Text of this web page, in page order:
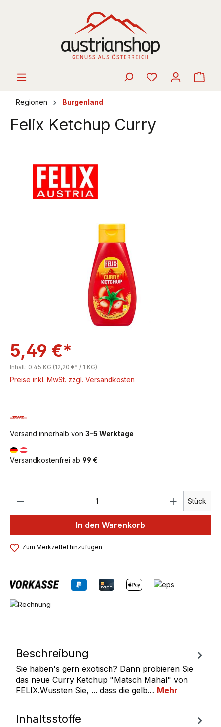
Regionen Burgenland
Felix Ketchup Curry
5,49 €*
Inhalt: 0.45 KG (12,20 €* / 1 KG)
Preise inkl. MwSt. zzgl. Versandkosten
Versand innerhalb von 3-5 Werktage
Versandkostenfrei ab 99 €
Produkt Anzahl: Gib den Stück
In den Warenkorb
Zum Merkzettel hinzufügen
Beschreibung
Sie haben's gern exotisch? Dann probieren Sie
das neue Curry Ketchup "Matsch Mahal" von
FELIX.Wussten Sie, ... dass die gelb… Mehr
Inhaltsstoffe